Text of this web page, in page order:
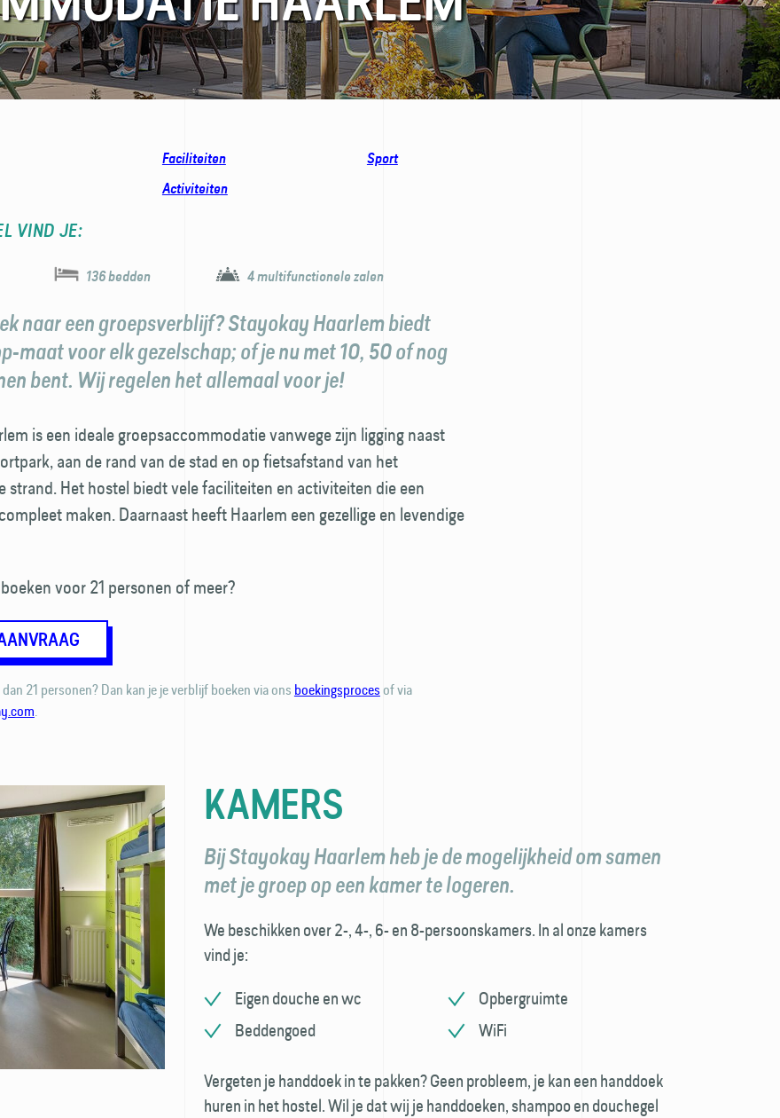
Faciliteiten
Sport
Activiteiten
VIND JE:
136 bedden 4 multifunctionele zalen
naar een groepsverblijf? Stayokay Haarlem biedt
maat voor elk gezelschap; of je nu met 10, 50 of nog
bent. Wij regelen het allemaal voor je!
is een ideale groepsaccommodatie vanwege zijn ligging naast
aan de rand van de stad en op fietsafstand van het
strand. Het hostel biedt vele faciliteiten en activiteiten die een
maken. Daarnaast heeft Haarlem een gezellige en levendige
voor 21 personen of meer?
21 personen? Dan kan je je verblijf boeken via ons boekingsproces of via
.
KAMERS
Bij Stayokay Haarlem heb je de mogelijkheid om samen
met je groep op een kamer te logeren.
We beschikken over 2-, 4-, 6- en 8-persoonskamers. In al onze kamers
vind je:
Eigen douche en wc
Beddengoed
Opbergruimte
WiFi
Vergeten je handdoek in te pakken? Geen probleem, je kan een handdoek
huren in het hostel. Wil je dat wij je handdoeken, shampoo en douchegel